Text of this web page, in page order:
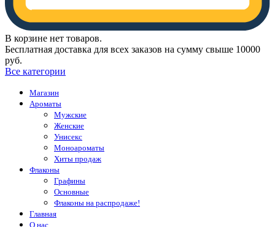
В корзине нет товаров.
Бесплатная доставка для всех заказов на сумму свыше 10000
руб.
Все категории
Магазин
Ароматы
Мужские
Женские
Унисекс
Моноароматы
Хиты продаж
Флаконы
Графины
Основные
Флаконы на распродаже!
Главная
О нас